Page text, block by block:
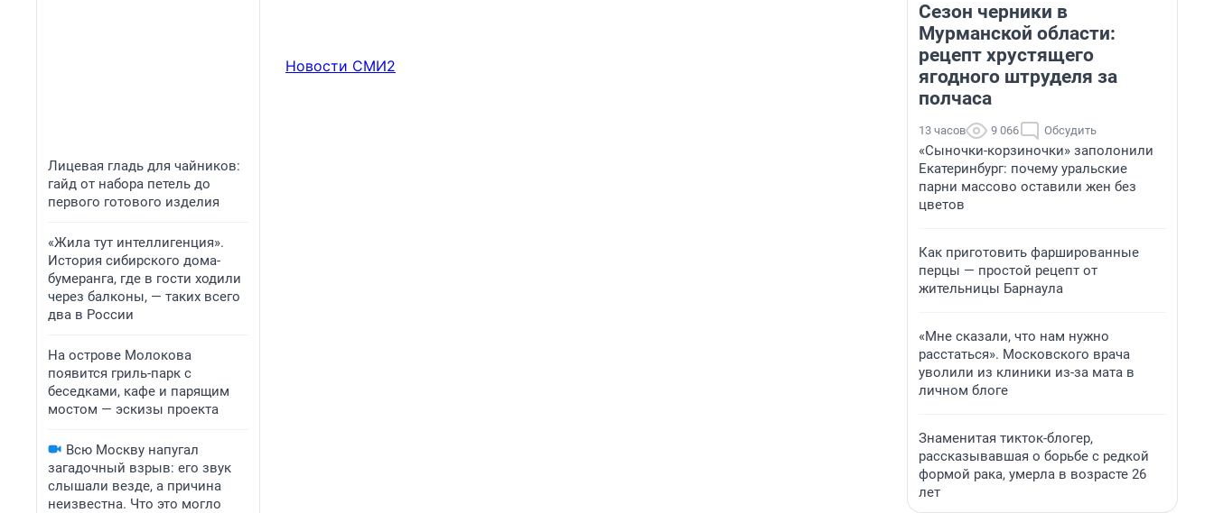
Лицевая гладь для чайников:
гайд от набора петель до
первого готового изделия
«Жила тут интеллигенция».
История сибирского дома-
бумеранга, где в гости ходили
через балконы, — таких всего
два в России
На острове Молокова
появится гриль-парк с
беседками, кафе и парящим
мостом — эскизы проекта
Всю Москву напугал
загадочный взрыв: его звук
слышали везде, а причина
неизвестна. Что это могло
Новости СМИ2
Сезон черники в
Мурманской области:
рецепт хрустящего
ягодного штруделя за
полчаса
13 часов 9 066 Обсудить
«Сыночки-корзиночки» заполонили
Екатеринбург: почему уральские
парни массово оставили жен без
цветов
Как приготовить фаршированные
перцы — простой рецепт от
жительницы Барнаула
«Мне сказали, что нам нужно
расстаться». Московского врача
уволили из клиники из-за мата в
личном блоге
Знаменитая тикток-блогер,
рассказывавшая о борьбе с редкой
формой рака, умерла в возрасте 26
лет